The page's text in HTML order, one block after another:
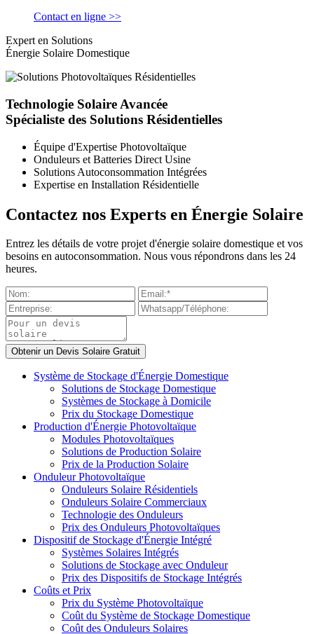
Contact en ligne >>
Expert en Solutions
Énergie Solaire Domestique
Technologie Solaire Avancée
Spécialiste des Solutions Résidentielles
Équipe d'Expertise Photovoltaïque
Onduleurs et Batteries Direct Usine
Solutions Autoconsommation Intégrées
Expertise en Installation Résidentielle
Contactez nos Experts en Énergie Solaire
Entrez les détails de votre projet d'énergie solaire domestique et vos
besoins en autoconsommation. Nous vous répondrons dans les 24
heures.
Système de Stockage d'Énergie Domestique
Solutions de Stockage Domestique
Systèmes de Stockage à Domicile
Prix du Stockage Domestique
Production d'Énergie Photovoltaïque
Modules Photovoltaïques
Solutions de Production Solaire
Prix de la Production Solaire
Onduleur Photovoltaïque
Onduleurs Solaire Résidentiels
Onduleurs Solaire Commerciaux
Technologie des Onduleurs
Prix des Onduleurs Photovoltaïques
Dispositif de Stockage d'Énergie Intégré
Systèmes Solaires Intégrés
Solutions de Stockage avec Onduleur
Prix des Dispositifs de Stockage Intégrés
Coûts et Prix
Prix du Système Photovoltaïque
Coût du Système de Stockage Domestique
Coût des Onduleurs Solaires